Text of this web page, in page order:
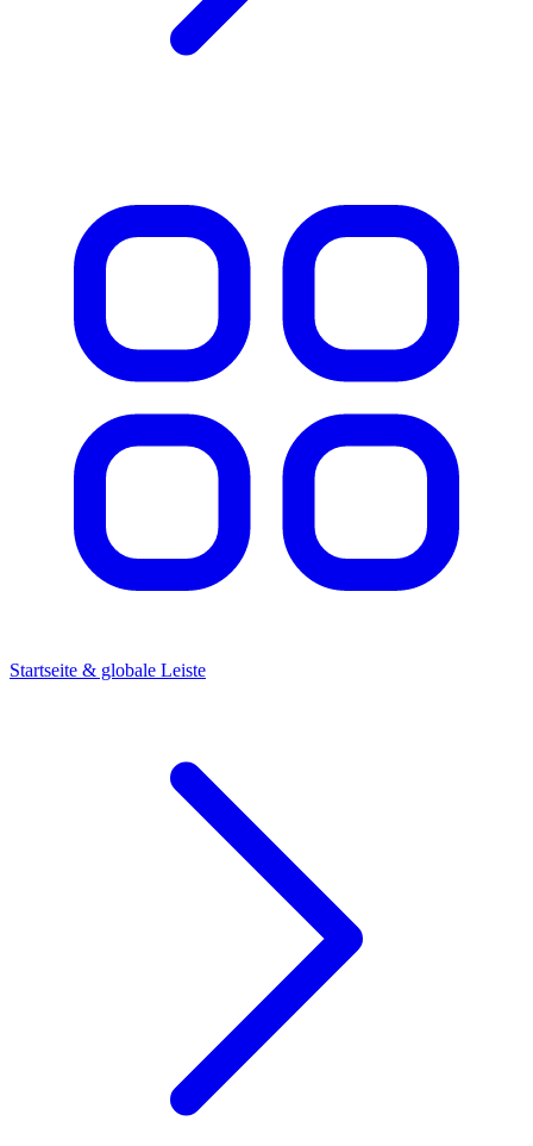
Startseite & globale Leiste